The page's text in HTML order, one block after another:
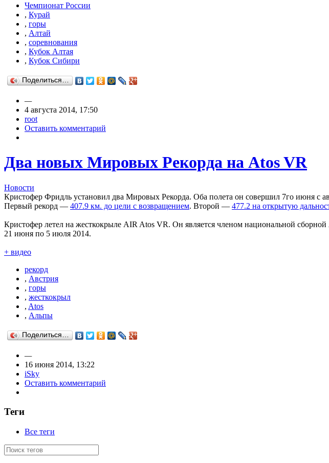
Чемпионат России
, Курай
, горы
, Алтай
, соревнования
, Кубок Алтая
, Кубок Сибири
Поделиться…
—
4 августа 2014, 17:50
root
Оставить комментарий
Два новых Мировых Рекорда на Atos VR
Новости
Кристофер Фридль установил два Мировых Рекорда. Оба полета он совершил 7го июня с
Первый рекорд — 407.9 км. до цели с возвращением. Второй — 477.2 на открытую
Кристофер летел на жесткокрыле AIR Atos VR. Он является членом национальной
21 июня по 5 июля 2014.
+ видео
рекорд
, Австрия
, горы
, жесткокрыл
, Atos
, Альпы
Поделиться…
—
16 июня 2014, 13:22
iSky
Оставить комментарий
Теги
Все теги